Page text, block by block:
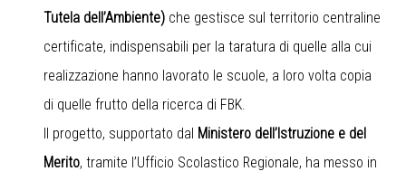
Tutela dell’Ambiente) che gestisce sul territorio centraline
certificate, indispensabili per la taratura di quelle alla cui
realizzazione hanno lavorato le scuole, a loro volta copia
di quelle frutto della ricerca di FBK.
Il progetto, supportato dal Ministero dell’Istruzione e del
Merito, tramite l’Ufficio Scolastico Regionale, ha messo in